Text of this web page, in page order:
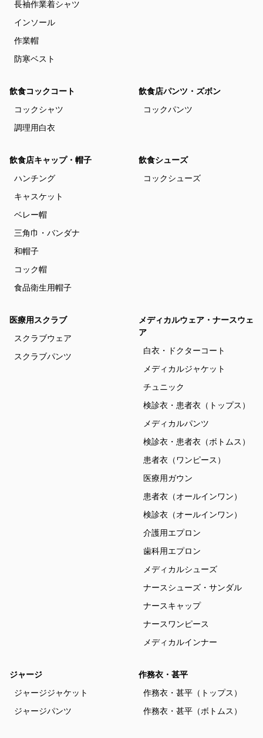
長袖作業着シャツ
インソール
作業帽
防寒ベスト
飲食コックコート
コックシャツ
調理用白衣
飲食店パンツ・ズボン
コックパンツ
飲食店キャップ・帽子
ハンチング
キャスケット
ベレー帽
三角巾・バンダナ
和帽子
コック帽
食品衛生用帽子
飲食シューズ
コックシューズ
医療用スクラブ
スクラブウェア
スクラブパンツ
メディカルウェア・ナースウェ
ア
白衣・ドクターコート
メディカルジャケット
チュニック
検診衣・患者衣（トップス）
メディカルパンツ
検診衣・患者衣（ボトムス）
患者衣（ワンピース）
医療用ガウン
患者衣（オールインワン）
検診衣（オールインワン）
介護用エプロン
歯科用エプロン
メディカルシューズ
ナースシューズ・サンダル
ナースキャップ
ナースワンピース
メディカルインナー
ジャージ
ジャージジャケット
ジャージパンツ
作務衣・甚平
作務衣・甚平（トップス）
作務衣・甚平（ボトムス）